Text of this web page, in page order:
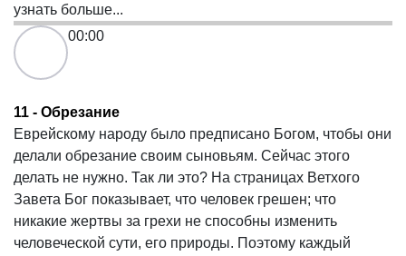
узнать больше...
00:00
11 - Обрезание
Еврейскому народу было предписано Богом, чтобы они
делали обрезание своим сыновьям. Сейчас этого
делать не нужно. Так ли это? На страницах Ветхого
Завета Бог показывает, что человек грешен; что
никакие жертвы за грехи не способны изменить
человеческой сути, его природы. Поэтому каждый